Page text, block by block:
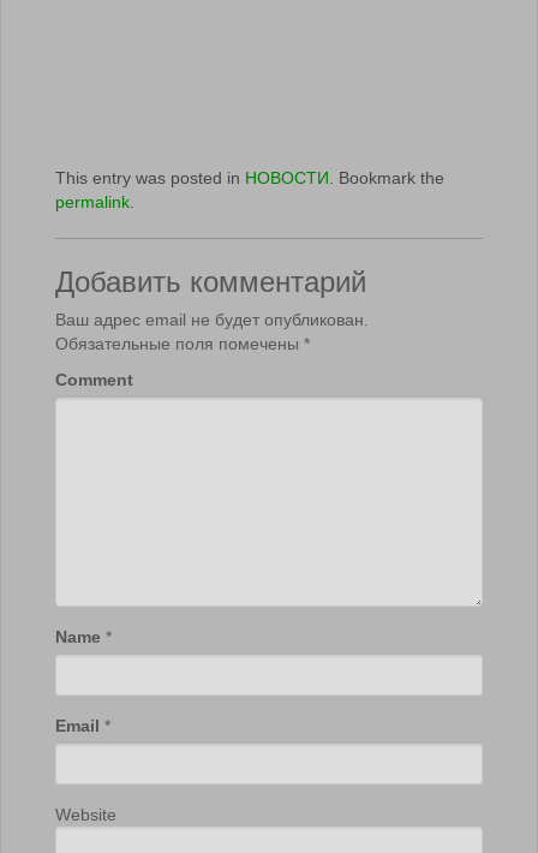
This entry was posted in НОВОСТИ . Bookmark the
permalink
Добавить комментарий
Ваш адрес email не будет опубликован.
Обязательные поля помечены *
Comment
Name *
Email *
Website